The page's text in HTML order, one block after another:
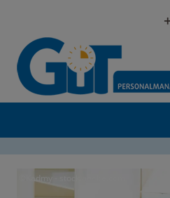
©Kadmy - stock.adobe.com